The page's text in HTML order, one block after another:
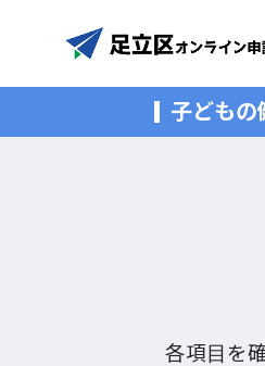
子どもの
各項目を